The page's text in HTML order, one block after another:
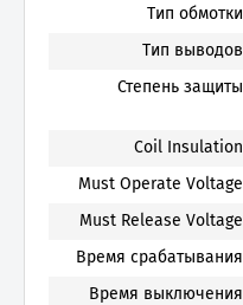
Тип обмотки
Тип выводов
Степень защиты
Coil Insulation
Must Operate Voltage
Must Release Voltage
Время срабатывания
Время выключения